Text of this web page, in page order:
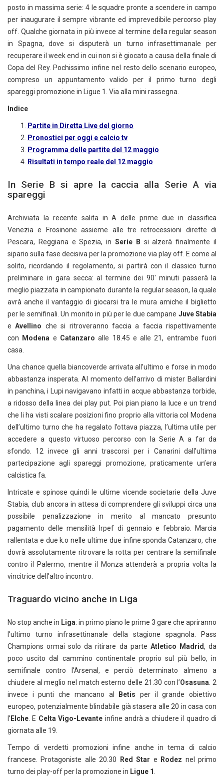
posto in massima serie: 4 le squadre pronte a scendere in campo
per inaugurare il sempre vibrante ed imprevedibile percorso play
off. Qualche giornata in più invece al termine della regular season
in Spagna, dove si disputerà un turno infrasettimanale per
recuperare il week end in cui non si è giocato a causa della finale di
Copa del Rey. Pochissimo infine nel resto dello scenario europeo,
compreso un appuntamento valido per il primo turno degli
spareggi promozione in Ligue 1. Via alla mini rassegna.
Indice
Partite in Diretta Live del giorno
Pronostici per oggi e calcio tv
Programma delle partite del 12 maggio
Risultati in tempo reale del 12 maggio
In Serie B si apre la caccia alla Serie A via
spareggi
Archiviata la recente salita in A delle prime due in classifica
Venezia e Frosinone assieme alle tre retrocessioni dirette di
Pescara, Reggiana e Spezia, in Serie B si alzerà finalmente il
sipario sulla fase decisiva per la promozione via play off. E come al
solito, ricordando il regolamento, si partirà con il classico turno
preliminare in gara secca: al termine dei 90′ minuti passerà la
meglio piazzata in campionato durante la regular season, la quale
avrà anche il vantaggio di giocarsi tra le mura amiche il biglietto
per le semifinali. Un monito in più per le due campane Juve Stabia
eAvellino che si ritroveranno faccia a faccia rispettivamente
con
Modena e Catanzaro alle 18.45 e alle 21, entrambe fuori
casa.
Una chance quella biancoverde arrivata all’ultimo e forse in modo
abbastanza insperata. Al momento dell’arrivo di mister Ballardini
in panchina, i Lupi navigavano infatti in acque abbastanza torbide,
a ridosso della linea dei play put. Poi pian piano la luce e un trend
che li ha visti scalare posizioni fino proprio alla vittoria col Modena
dell’ultimo turno che ha regalato l’ottava piazza, l’ultima utile per
accedere a questo virtuoso percorso con la Serie A a far da
sfondo. 12 invece gli anni trascorsi per i Canarini dall’ultima
partecipazione agli spareggi promozione, praticamente un’era
calcistica fa.
Intricate e spinose quindi le ultime vicende societarie della Juve
Stabia, club ancora in attesa di comprendere gli sviluppi circa una
possibile penalizzazione in merito al mancato presunto
pagamento delle mensilità Irpef di gennaio e febbraio. Marcia
rallentata e due k.o nelle ultime due infine sponda Catanzaro, che
dovrà assolutamente ritrovare la rotta per centrare la semifinale
contro il Palermo, mentre il Monza attenderà a propria volta la
vincitrice dell’altro incontro.
Traguardo vicino anche in Liga
No stop anche in Liga: in primo piano le prime 3 gare che apriranno
l’ultimo turno infrasettinanale della stagione spagnola. Pass
Champions ormai solo da ritirare da parte Atletico Madrid, da
poco uscito dal cammino continentale proprio sul più bello, in
semifinale contro l’Arsenal, e perciò determinato almeno a
chiudere al meglio nel match esterno delle 21.30 con l’Osasuna . 2
invece i punti che mancano al
Betis per il grande obiettivo
europeo, potenzialmente blindabile già stasera alle 20 in casa con
l’ Elche . E Celta Vigo-Levante infine andrà a chiudere il quadro di
giornata alle 19.
Tempo di verdetti promozioni infine anche in tema di calcio
francese. Protagoniste alle 20.30
Red Star e Rodez nel primo
turno dei play-off per la promozione in Ligue 1